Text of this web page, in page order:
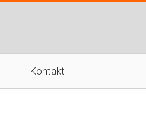
Kontakt